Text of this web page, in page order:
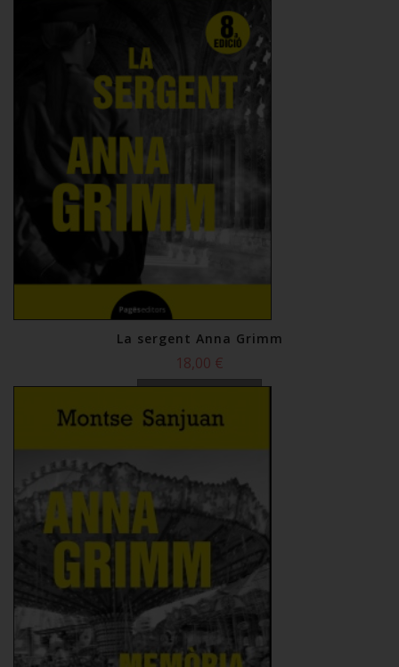
La sergent Anna Grimm
18,00 €